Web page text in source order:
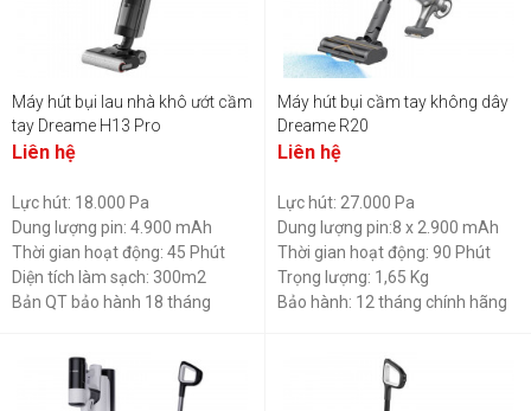
Máy hút bụi lau nhà khô ướt cầm
tay Dreame H13 Pro
Liên hệ
Lực hút: 18.000 Pa
Dung lượng pin: 4.900 mAh
Thời gian hoạt động: 45 Phút
Diện tích làm sạch: 300m2
Bản QT bảo hành 18 tháng
Máy hút bụi cầm tay không dây
Dreame R20
Liên hệ
Lực hút: 27.000 Pa
Dung lượng pin:8 x 2.900 mAh
Thời gian hoạt động: 90 Phút
Trọng lượng: 1,65 Kg
Bảo hành: 12 tháng chính hãng